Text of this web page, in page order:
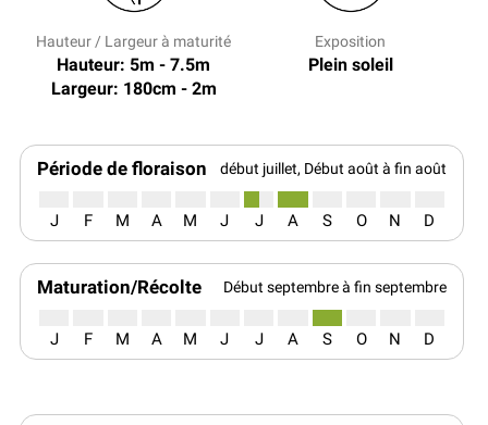
Hauteur / Largeur à maturité
Hauteur: 5m - 7.5m
Largeur: 180cm - 2m
Exposition
Plein soleil
Période de floraison début juillet, Début août à fin août
J F M A M J J A S O N D
Maturation/Récolte Début septembre à fin septembre
J F M A M J J A S O N D